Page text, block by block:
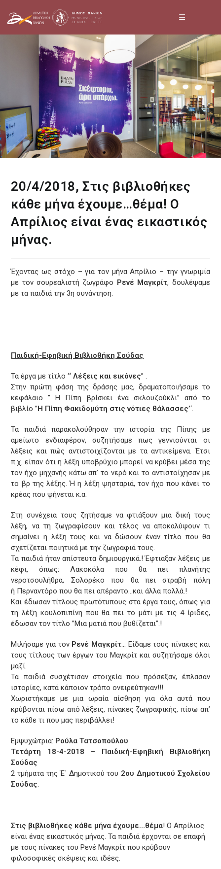
20/4/2018, Στις βιβλιοθήκες
κάθε μήνα έχουμε…θέμα! Ο
Απρίλιος είναι ένας εικαστικός
μήνας.
Έχοντας ως στόχο – για τον μήνα Απρίλιο – την γνωριμία
με τον σουρεαλιστή ζωγράφο Ρενέ Μαγκρίτ, δουλέψαμε
με τα παιδιά την 3η συνάντηση.
Παιδική-Εφηβική Βιβλιοθήκη Σούδας
Τα έργα με τίτλο ‘‘ Λέξεις και εικόνες” .
Στην πρώτη φάση της δράσης μας, δραματοποιήσαμε το
κεφάλαιο ” Η Πίπη βρίσκει ένα σκλουζούκλι” από το
βιβλίο ”Η Πίπη Φακιδομύτη στις νότιες θάλασσες’‘.
Τα παιδιά παρακολούθησαν την ιστορία της Πίπης με
αμείωτο ενδιαφέρον, συζητήσαμε πως γεννιούνται οι
λέξεις και πώς αντιστοιχίζονται με τα αντικείμενα. Έτσι
π.χ. είπαν ότι η λέξη υποβρύχιο μπορεί να κρύβει μέσα της
τον ήχο μηχανής κάτω απ’ το νερό και το αντιστοίχησαν με
το βρ της λέξης. Ή η λέξη ψησταριά, τον ήχο που κάνει το
κρέας που ψήνεται κ.α.
Στη συνέχεια τους ζητήσαμε να φτιάξουν μια δική τους
λέξη, να τη ζωγραφίσουν και τέλος να αποκαλύψουν τι
σημαίνει η λέξη τους και να δώσουν έναν τίτλο που θα
σχετίζεται ποιητικά με την ζωγραφιά τους.
Τα παιδιά ήταν απίστευτα δημιουργικά.! Έφτιαξαν λέξεις με
κέφι, όπως: Λακοκόλα που θα πει πλανήτης
νεροτσουλήθρα, Σολορέκο που θα πει στραβή πόλη
ή Περναντόρο που θα πει απέραντο…και άλλα πολλά.!
Και έδωσαν τίτλους πρωτότυπους στα έργα τους, όπως για
τη λέξη κουλοπιπίνη που θα πει το μάτι με τις 4 ίριδες,
έδωσαν τον τίτλο ”Μια ματιά που βυθίζεται”.!
Μιλήσαμε για τον Ρενέ Μαγκρίτ… Είδαμε τους πίνακες και
τους τίτλους των έργων του Μαγκρίτ και συζητήσαμε όλοι
μαζί.
Τα παιδιά συσχέτισαν στοιχεία που πρόσεξαν, έπλασαν
ιστορίες, κατά κάποιον τρόπο ονειρεύτηκαν!!!
Χωριστήκαμε με μια ωραία αίσθηση για όλα αυτά που
κρύβονται πίσω από λέξεις, πίνακες ζωγραφικής, πίσω απ’
το κάθε τι που μας περιβάλλει!
Εμψυχώτρια: Ρούλα Τατσοπούλου
Τετάρτη 18-4-2018 – Παιδική-Εφηβική Βιβλιοθήκη
Σούδας
2 τμήματα της Έ΄ Δημοτικού του 2ου Δημοτικού Σχολείου
Σούδας.
Στις βιβλιοθήκες κάθε μήνα έχουμε…θέμα! Ο Απρίλιος
είναι ένας εικαστικός μήνας. Τα παιδιά έρχονται σε επαφή
με τους πίνακες του Ρενέ Μαγκρίτ που κρύβουν
φιλοσοφικές σκέψεις και ιδέες.